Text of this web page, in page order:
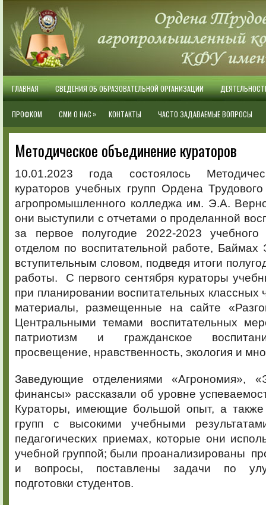
ГЛАВНАЯ СВЕДЕНИЯ ОБ ОБРАЗОВАТЕЛЬНОЙ ОРГАНИЗАЦИИ
ПРОФКОМ СМИ О НАС » КОНТАКТЫ ЧАСТО ЗАДАВАЕМЫЕ ВОПРОСЫ
Методическое объединение кураторов
10.01.2023 года состоялось
кураторов учебных групп Ордена
агропромышленного колледжа им. Э.А.
они выступили с отчетами о проделанной
за первое полугодие 2022-2023
отделом по воспитательной работе,
вступительным словом, подведя итоги
работы. С первого сентября кураторы
при планировании воспитательных классных
материалы, размещенные на сайте
Центральными темами воспитательных
патриотизм и гражданское
просвещение, нравственность, экология и
Заведующие отделениями «Агрономия»,
финансы» рассказали об уровне
Кураторы, имеющие большой опыт, а также
групп с высокими учебными
педагогических приемах, которые они
учебной группой; были проанализированы
и вопросы, поставлены задачи по
подготовки студентов.